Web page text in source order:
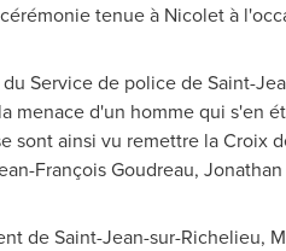
tenue à Nicoletà
Service de police deSaint-
menace d'un homme qui s'en
sont ainsi vu remettre laCroix
François Goudreau,
deSaint-Jean-sur-Richelieu,